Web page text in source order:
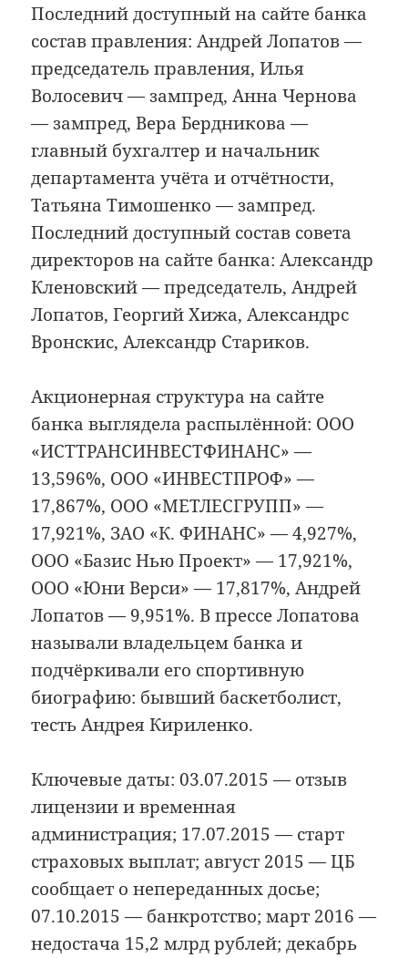
Последний доступный на сайте банка
состав правления: Андрей Лопатов —
председатель правления, Илья
Волосевич — зампред, Анна Чернова
— зампред, Вера Бердникова —
главный бухгалтер и начальник
департамента учёта и отчётности,
Татьяна Тимошенко — зампред.
Последний доступный состав совета
директоров на сайте банка: Александр
Кленовский — председатель, Андрей
Лопатов, Георгий Хижа, Александрс
Вронскис, Александр Стариков.
Акционерная структура на сайте
банка выглядела распылённой: ООО
«ИСТТРАНСИНВЕСТФИНАНС» —
13,596%, ООО «ИНВЕСТПРОФ» —
17,867%, ООО «МЕТЛЕСГРУПП» —
17,921%, ЗАО «К. ФИНАНС» — 4,927%,
ООО «Базис Нью Проект» — 17,921%,
ООО «Юни Верси» — 17,817%, Андрей
Лопатов — 9,951%. В прессе Лопатова
называли владельцем банка и
подчёркивали его спортивную
биографию: бывший баскетболист,
тесть Андрея Кириленко.
Ключевые даты: 03.07.2015 — отзыв
лицензии и временная
администрация; 17.07.2015 — старт
страховых выплат; август 2015 — ЦБ
сообщает о непереданных досье;
07.10.2015 — банкротство; март 2016 —
недостача 15,2 млрд рублей; декабрь